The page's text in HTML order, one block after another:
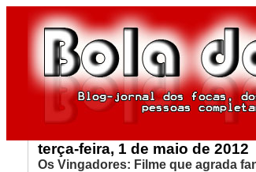
terça-feira, 1 de maio de 2012
Os Vingadores: Filme que agrada